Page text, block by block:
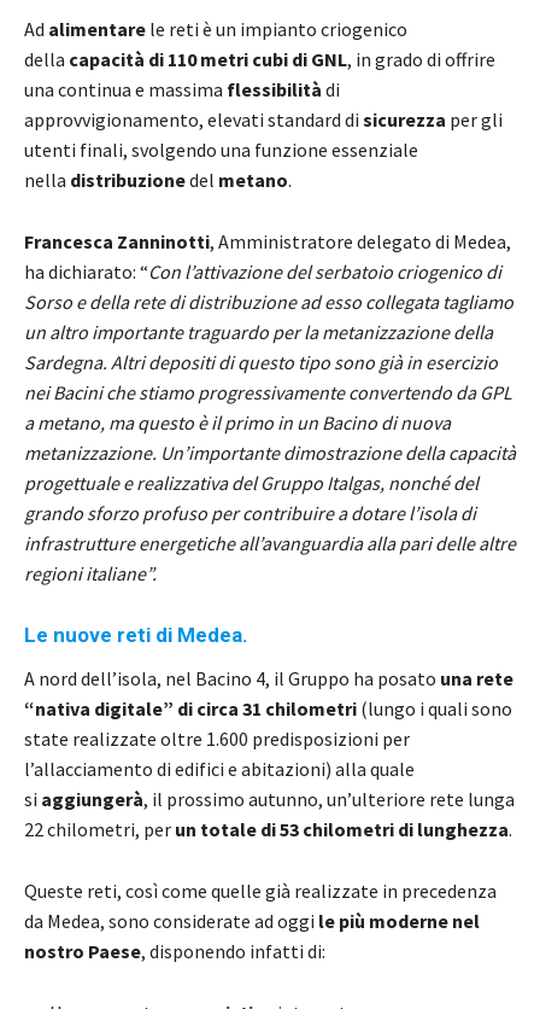
Ad alimentare le reti è un impianto criogenico
della capacità di 110 metri cubi di GNL, in grado di offrire
una continua e massima flessibilità di
approvvigionamento, elevati standard di sicurezza per gli
utenti finali, svolgendo una funzione essenziale
nella distribuzionedel metano.
Francesca Zanninotti, Amministratore delegato di Medea,
ha dichiarato: “Con l’attivazione del serbatoio criogenico di
Sorso e della rete di distribuzione ad esso collegata tagliamo
un altro importante traguardo per la metanizzazione della
Sardegna. Altri depositi di questo tipo sono già in esercizio
nei Bacini che stiamo progressivamente convertendo da GPL
a metano, ma questo è il primo in un Bacino di nuova
metanizzazione. Un’importante dimostrazione della capacità
progettuale e realizzativa del Gruppo Italgas, nonché del
grando sforzo profuso per contribuire a dotare l’isola di
infrastrutture energetiche all’avanguardia alla pari delle altre
regioni italiane”.
Le nuove reti di Medea.
A nord dell’isola, nel Bacino 4, il Gruppo ha posato una rete
“nativa digitale” di circa 31 chilometri (lungo i quali sono
state realizzate oltre 1.600 predisposizioni per
l’allacciamento di edifici e abitazioni) alla quale
si aggiungerà, il prossimo autunno, un’ulteriore rete lunga
22 chilometri, per un totale di 53 chilometri di lunghezza.
Queste reti, così come quelle già realizzate in precedenza
da Medea, sono considerate ad oggi le più moderne nel
nostro Paese, disponendo infatti di: